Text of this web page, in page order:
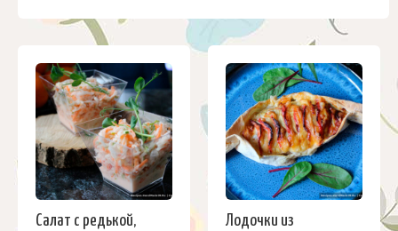
Салат с редькой,
Лодочки из